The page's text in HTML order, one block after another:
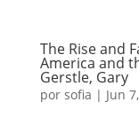
The Rise and
America and
Gerstle, Gary
por sofia | Jun